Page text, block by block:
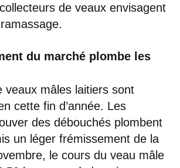
de veaux envisagent
du marché plombe les
veaux mâles laitiers sont
cette fin d’année. Les
des débouchés plombent
un léger frémissement de la
le cours du veau mâle